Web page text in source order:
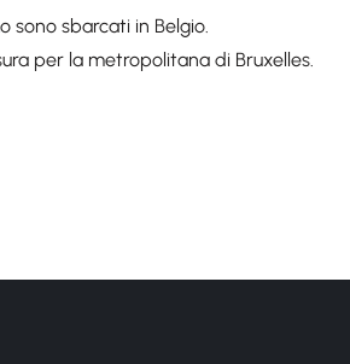
sono sbarcati in Belgio.
per la metropolitana di Bruxelles.